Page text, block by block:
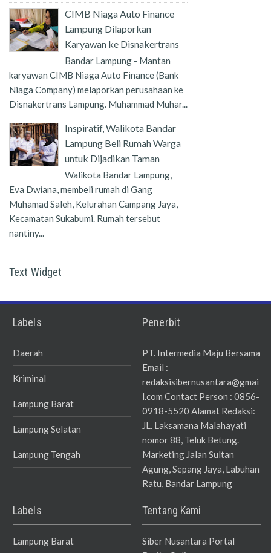
CIMB Niaga Auto Finance
Lampung Dilaporkan
Karyawan ke Disnakertrans
Bandar Lampung - Mantan
karyawan CIMB Niaga Auto Finance (Bank
Niaga Company) melaporkan perusahaan ke
Disnakertrans Lampung. Muhammad Muhar...
Inspiratif, Walikota Bandar
Lampung Beli Rumah Warga
untuk Dijadikan Taman
Walikota Bandar Lampung,
Eva Dwiana, membeli rumah di Gang
Muhamad Saleh, Kelurahan Campang Jaya,
Kecamatan Sukabumi. Rumah tersebut
nantiny...
Text Widget
Labels
Daerah
Kriminal
Lampung Barat
Lampung Selatan
Lampung Tengah
Penerbit
PT. Intermedia Maju Bersama
Email :
redaksisibernusantara@gmai
l.com Contact Person : 0856-
0918-5520 Alamat Redaksi:
JL. Laksamana Malahayati
nomor 88, Teluk Betung.
Marketing Jalan Sultan
Agung, Sepang Jaya, Labuhan
Ratu, Bandar Lampung
Labels
Lampung Barat
Tentang Kami
Siber Nusantara Portal